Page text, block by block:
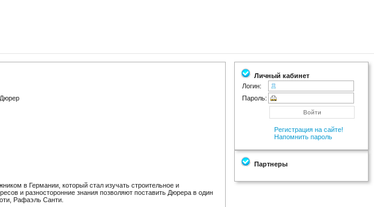
в Германии, который стал изучать строительное и
и разносторонние знания позволяют поставить Дюрера в один
Рафаэль Санти.
Личный кабинет
Логин:
Пароль:
Регистрация на сайте!
Напомнить пароль
Партнеры